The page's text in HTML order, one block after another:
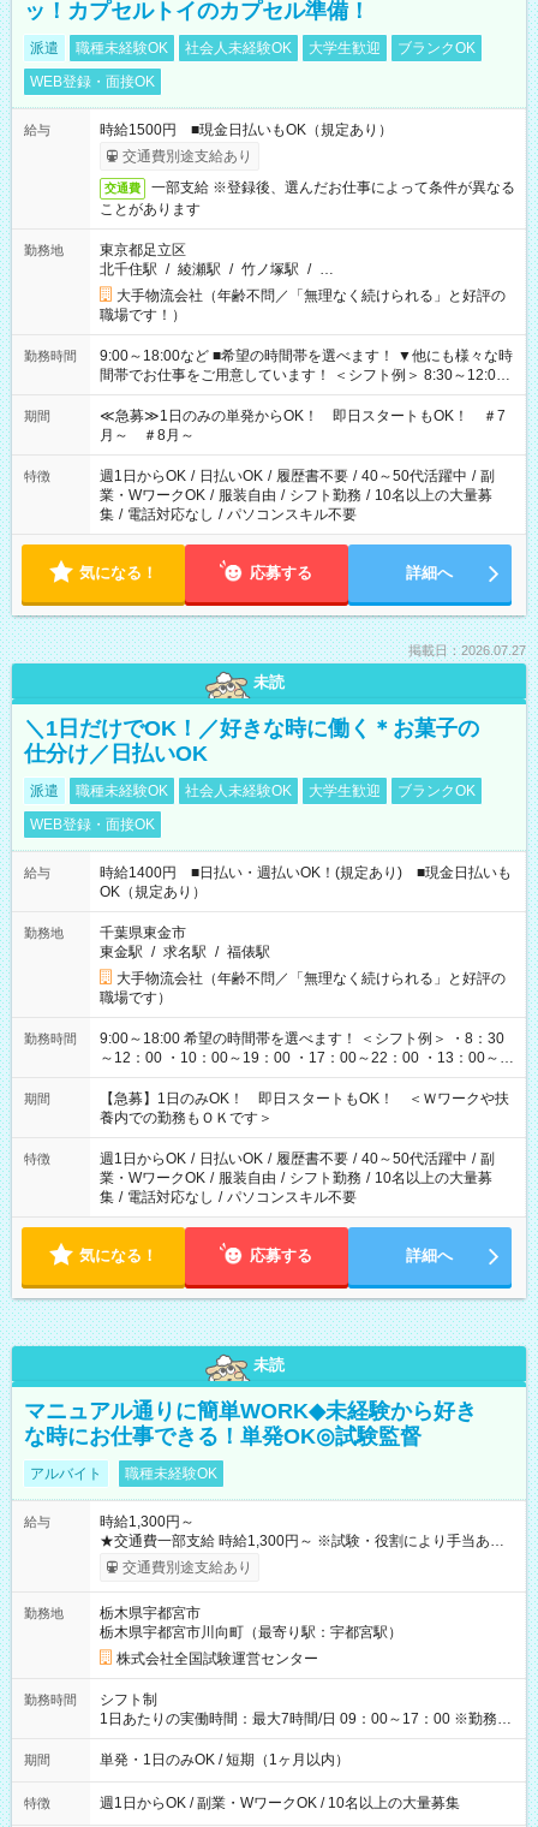
ッ！カプセルトイのカプセル準備！
派遣 職種未経験OK 社会人未経験OK 大学生歓迎
ブランクOK
WEB登録・面接OK
給与
時給1500円 ■現金日払いもOK（規定あり）
交通費別途支給あり
交通費
一部支給 ※登録後、選んだお仕事によって条件が異なる
ことがあります
勤務地
東京都足立区
北千住駅 / 綾瀬駅 / 竹ノ塚駅 / …
大手物流会社（年齢不問／「無理なく続けられる」と好評の
職場です！）
勤務時間
9:00～18:00など ■希望の時間帯を選べます！ ▼他にも様々な時
間帯でお仕事をご用意しています！ ＜シフト例＞ 8:30～12:00
17:00～22:00 13:00～22:00 22:00～翌6:00 など
期間
≪急募≫1日のみの単発からOK！ 即日スタートもOK！ ＃7
月～ ＃8月～
特徴 週1日からOK / 日払いOK / 履歴書不要 / 40～50代活躍中 / 副
業・WワークOK / 服装自由 / シフト勤務 / 10名以上の大量募
集 / 電話対応なし / パソコンスキル不要
気になる！ 応募する 詳細へ
掲載日：2026.07.27
未読
＼1日だけでOK！／好きな時に働く＊お菓子の
仕分け／日払いOK
派遣 職種未経験OK 社会人未経験OK 大学生歓迎
ブランクOK
WEB登録・面接OK
給与
時給1400円 ■日払い・週払いOK！(規定あり) ■現金日払いも
OK（規定あり）
勤務地
千葉県東金市
東金駅 / 求名駅 / 福俵駅
大手物流会社（年齢不問／「無理なく続けられる」と好評の
職場です）
勤務時間
9:00～18:00 希望の時間帯を選べます！ ＜シフト例＞ ・8：30
～12：00 ・10：00～19：00 ・17：00～22：00 ・13：00～
22：00 ・22：00～翌6：00 など
期間
【急募】1日のみOK！ 即日スタートもOK！ ＜Ｗワークや扶
養内での勤務もＯＫです＞
特徴 週1日からOK / 日払いOK / 履歴書不要 / 40～50代活躍中 / 副
業・WワークOK / 服装自由 / シフト勤務 / 10名以上の大量募
集 / 電話対応なし / パソコンスキル不要
気になる！ 応募する 詳細へ
未読
マニュアル通りに簡単WORK◆未経験から好き
な時にお仕事できる！単発OK◎試験監督
アルバイト 職種未経験OK
給与
時給1,300円～
★交通費一部支給 時給1,300円～ ※試験・役割により手当あり
※勤務回数により昇給あり 【即給（前払い）オプションあ
り！】 希望される場合、勤務から1週間ほどで給与の一部を受け
例】 ・河合塾模擬試験 8:30～17:30（休憩1時間） 時給1,300円
×8時間＝日収10,400円＋交通費 ※当日の役割により時給＋100
円の場合あり ・国家試験 7:00～13:30（休憩なし） 時給1,300
円（役割手当＋100円）×6時間＝日収8,400円＋交通費 【試用期
間】試用期間なし
交通費別途支給あり
勤務地
栃木県宇都宮市
栃木県宇都宮市川向町（最寄り駅：宇都宮駅）
株式会社全国試験運営センター
勤務時間
シフト制
1日あたりの実働時間：最大7時間/日 09：00～17：00 ※勤務時
間は 試験により異なります。
期間 単発・1日のみOK / 短期（1ヶ月以内）
特徴 週1日からOK / 副業・WワークOK / 10名以上の大量募集